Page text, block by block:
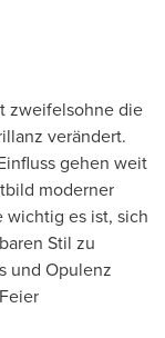
zweifelsohne die
verändert.
gehen weit
moderner
wichtig es ist, sich
Stil zu
und Opulenz